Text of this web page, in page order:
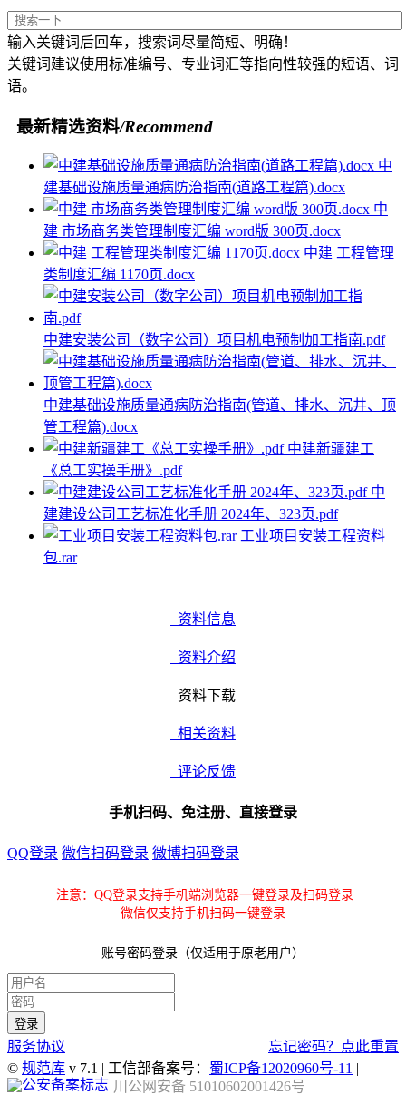
输入关键词后回车，搜索词尽量简短、明确！
关键词建议使用标准编号、专业词汇等指向性较强的短语、词
语。
最新精选资料/Recommend
中
建基础设施质量通病防治指南(道路工程篇).docx
中
建 市场商务类管理制度汇编 word版 300页.docx
中建 工程管理
类制度汇编 1170页.docx
中建安装公司（数字公司）项目机电预制加工指南.pdf
中建基础设施质量通病防治指南(管道、排水、沉井、顶
管工程篇).docx
中建新疆建工
《总工实操手册》.pdf
中
建建设公司工艺标准化手册 2024年、323页.pdf
工业项目安装工程资料
包.rar
资料信息
资料介绍
资料下载
相关资料
评论反馈
手机扫码、免注册、直接登录
QQ登录 微信扫码登录 微博扫码登录
注意：QQ登录支持手机端浏览器一键登录及扫码登录
微信仅支持手机扫码一键登录
账号密码登录（仅适用于原老用户）
服务协议
忘记密码？点此重置
© 规范库 v 7.1 | 工信部备案号： 蜀ICP备12020960号-11 |
川公网安备 51010602001426号